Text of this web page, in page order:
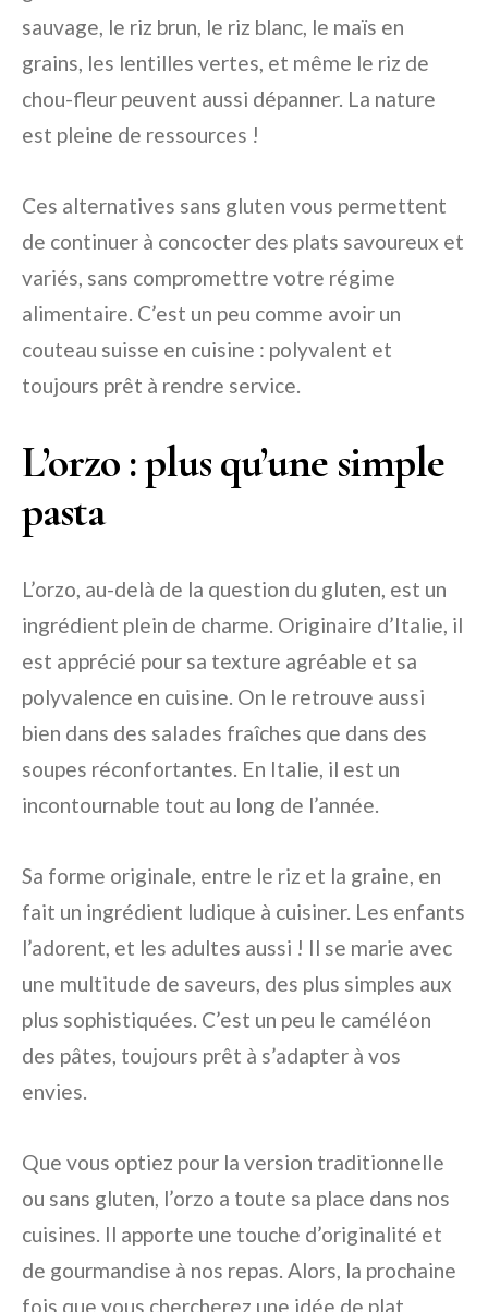
sauvage, le riz brun, le riz blanc, le maïs en
grains, les lentilles vertes, et même le riz de
chou-fleur peuvent aussi dépanner. La nature
est pleine de ressources !
Ces alternatives sans gluten vous permettent
de continuer à concocter des plats savoureux et
variés, sans compromettre votre régime
alimentaire. C’est un peu comme avoir un
couteau suisse en cuisine : polyvalent et
toujours prêt à rendre service.
L’orzo : plus qu’une simple
pasta
L’orzo, au-delà de la question du gluten, est un
ingrédient plein de charme. Originaire d’Italie, il
est apprécié pour sa texture agréable et sa
polyvalence en cuisine. On le retrouve aussi
bien dans des salades fraîches que dans des
soupes réconfortantes. En Italie, il est un
incontournable tout au long de l’année.
Sa forme originale, entre le riz et la graine, en
fait un ingrédient ludique à cuisiner. Les enfants
l’adorent, et les adultes aussi ! Il se marie avec
une multitude de saveurs, des plus simples aux
plus sophistiquées. C’est un peu le caméléon
des pâtes, toujours prêt à s’adapter à vos
envies.
Que vous optiez pour la version traditionnelle
ou sans gluten, l’orzo a toute sa place dans nos
cuisines. Il apporte une touche d’originalité et
de gourmandise à nos repas. Alors, la prochaine
fois que vous chercherez une idée de plat